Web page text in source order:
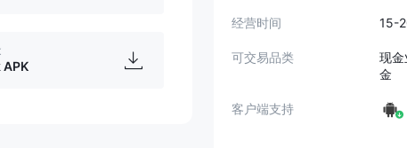
经营时间 15-
可交易品类
现
金
客户端支持